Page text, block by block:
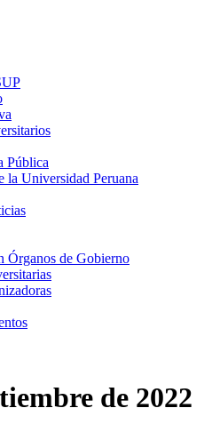
Pública
la Universidad Peruana
Órganos de Gobierno
de 2022